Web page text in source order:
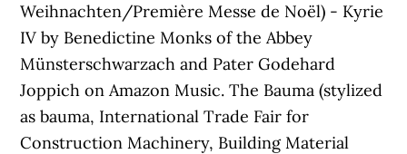
Weihnachten/Première Messe de Noël) - Kyrie
IV by Benedictine Monks of the Abbey
Münsterschwarzach and Pater Godehard
Joppich on Amazon Music. The Bauma (stylized
as bauma, International Trade Fair for
Construction Machinery, Building Material